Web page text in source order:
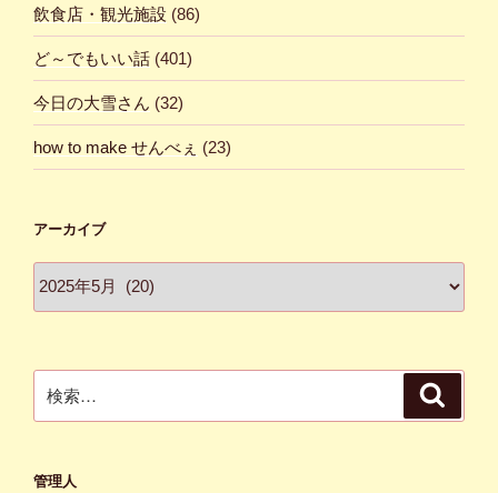
飲食店・観光施設 (86)
ど～でもいい話 (401)
今日の大雪さん (32)
how to make せんべぇ (23)
アーカイブ
索:
管理人